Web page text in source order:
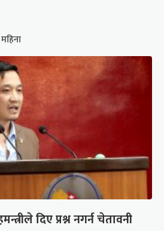
दिए प्रश्न नगर्न चेतावनी